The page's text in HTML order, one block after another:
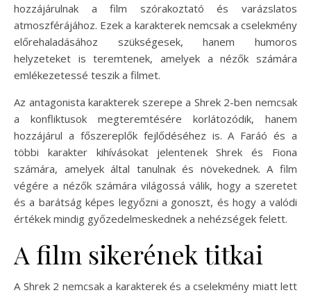
hozzájárulnak a film szórakoztató és varázslatos
atmoszférájához. Ezek a karakterek nemcsak a cselekmény
előrehaladásához szükségesek, hanem humoros
helyzeteket is teremtenek, amelyek a nézők számára
emlékezetessé teszik a filmet.
Az antagonista karakterek szerepe a Shrek 2-ben nemcsak
a konfliktusok megteremtésére korlátozódik, hanem
hozzájárul a főszereplők fejlődéséhez is. A Faráó és a
többi karakter kihívásokat jelentenek Shrek és Fiona
számára, amelyek által tanulnak és növekednek. A film
végére a nézők számára világossá válik, hogy a szeretet
és a barátság képes legyőzni a gonoszt, és hogy a valódi
értékek mindig győzedelmeskednek a nehézségek felett.
A film sikerének titkai
A Shrek 2 nemcsak a karakterek és a cselekmény miatt lett